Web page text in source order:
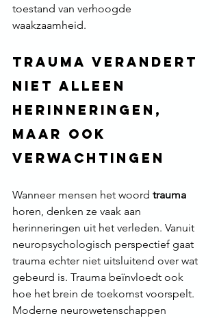
toestand van verhoogde
waakzaamheid.
Trauma verandert
niet alleen
herinneringen,
maar ook
verwachtingen
Wanneer mensen het woord trauma
horen, denken ze vaak aan
herinneringen uit het verleden. Vanuit
neuropsychologisch perspectief gaat
trauma echter niet uitsluitend over wat
gebeurd is. Trauma beïnvloedt ook
hoe het brein de toekomst voorspelt.
Moderne neurowetenschappen